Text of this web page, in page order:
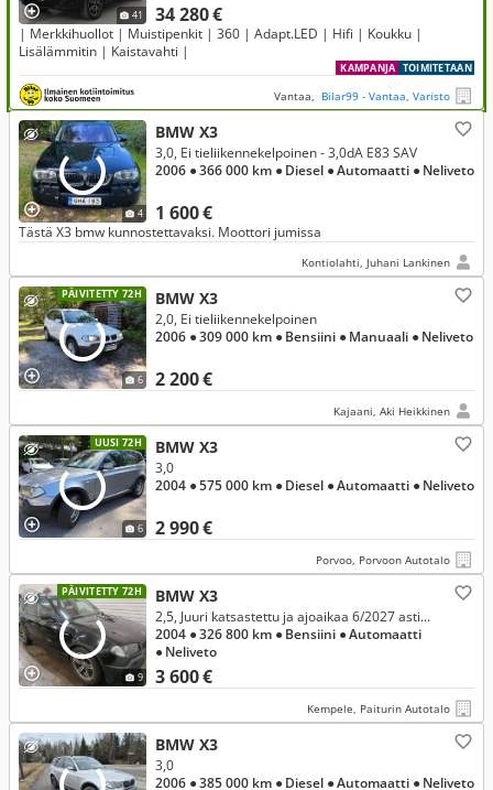
41 34 280 €
| Merkkihuollot | Muistipenkit | 360 | Adapt.LED | Hifi | Koukku |
Lisälämmitin | Kaistavahti |
TOIMITETAAN
KAMPANJA
Vantaa, Bilar99 - Vantaa, Varisto
4
BMW X3
1 600 €
3,0, Ei tieliikennekelpoinen - 3,0dA E83 SAV
2006 ● 366 000 km ● Diesel ● Automaatti ● Neliveto
Tästä X3 bmw kunnostettavaksi. Moottori jumissa
Kontiolahti, Juhani Lankinen
PÄIVITETTY 72H
6
BMW X3
2 200 €
2,0, Ei tieliikennekelpoinen
2006 ● 309 000 km ● Bensiini ● Manuaali ● Neliveto
Kajaani, Aki Heikkinen
UUSI 72H
6
BMW X3
2 990 €
3,0
2004 ● 575 000 km ● Diesel ● Automaatti ● Neliveto
Porvoo, Porvoon Autotalo
PÄIVITETTY 72H
9
BMW X3
3 600 €
2,5, Juuri katsastettu ja ajoaikaa 6/2027 asti...
2004 ● 326 800 km ● Bensiini ● Automaatti
● Neliveto
Kempele, Paiturin Autotalo
BMW X3
3,0
2006 ● 385 000 km ● Diesel ● Automaatti ● Neliveto